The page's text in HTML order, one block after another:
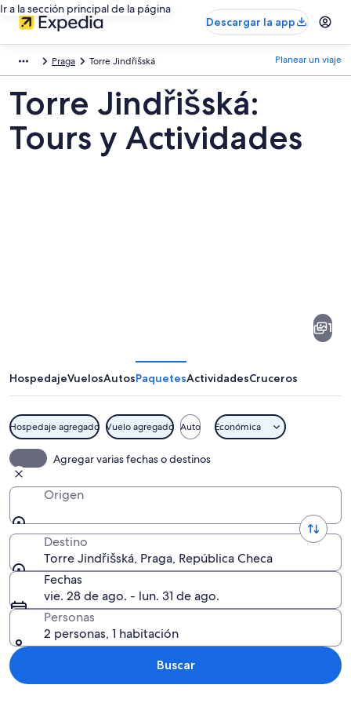
Ir a la sección principal de la página
Descargar la app
Praga Torre Jindřišská Planear un viaje
Torre Jindřišská:
Tours y Actividades
1
HospedajeVuelosAutosPaquetesActividadesCruceros
Hospedaje agregado Vuelo agregado Auto Económica
Agregar varias fechas o destinos
Origen
Destino
Torre Jindřišská, Praga, República Checa
Fechas
vie. 28 de ago. - lun. 31 de ago.
Personas
2 personas, 1 habitación
Buscar